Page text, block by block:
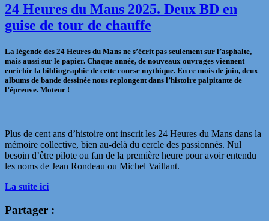
24 Heures du Mans 2025. Deux BD en
guise de tour de chauffe
La légende des 24 Heures du Mans ne s’écrit pas seulement sur l’asphalte,
mais aussi sur le papier. Chaque année, de nouveaux ouvrages viennent
enrichir la bibliographie de cette course mythique. En ce mois de juin, deux
albums de bande dessinée nous replongent dans l’histoire palpitante de
l’épreuve. Moteur !
Plus de cent ans d’histoire ont inscrit les 24 Heures du Mans dans la
mémoire collective, bien au-delà du cercle des passionnés. Nul
besoin d’être pilote ou fan de la première heure pour avoir entendu
les noms de Jean Rondeau ou Michel Vaillant.
La suite ici
Partager :